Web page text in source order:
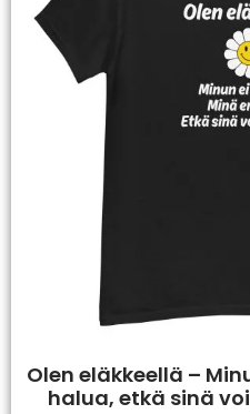
Olen eläkkeellä –
halua, etkä sinä